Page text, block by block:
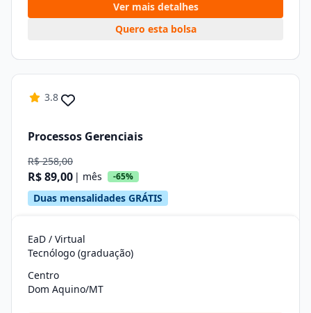
Ver mais detalhes
Quero esta bolsa
3.8
Processos Gerenciais
R$ 258,00
R$ 89,00 | mês -65%
Duas mensalidades GRÁTIS
EaD / Virtual
Tecnólogo (graduação)
Centro
Dom Aquino/MT